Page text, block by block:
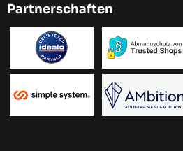
Partnerschaften